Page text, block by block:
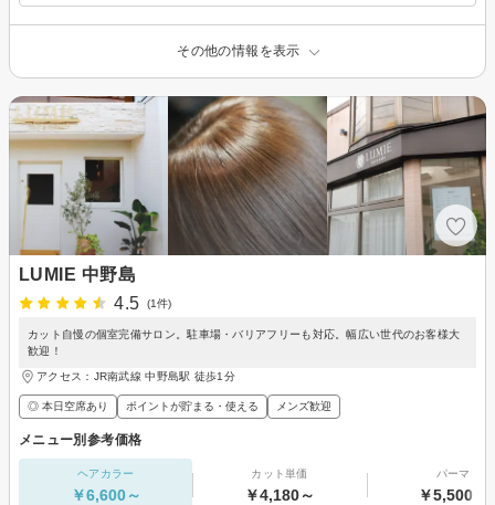
その他の情報を表示
LUMIE 中野島
4.5
(1件)
カット自慢の個室完備サロン。駐車場・バリアフリーも対応。幅広い世代のお客様大
歓迎！
アクセス：JR南武線 中野島駅 徒歩1分
◎ 本日空席あり ポイントが貯まる・使える メンズ歓迎
メニュー別参考価格
ヘアカラー
￥6,600～
カット単価
￥4,180～
パーマ
￥5,500～